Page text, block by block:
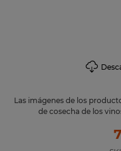
Las imágenes de los
de cosecha de los